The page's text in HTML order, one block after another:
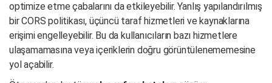
optimize etme çabalarını da etkileyebilir. Yanlış yapılandırılmış
bir CORS politikası, üçüncü taraf hizmetleri ve kaynaklarına
erişimi engelleyebilir. Bu da kullanıcıların bazı hizmetlere
ulaşamamasına veya içeriklerin doğru görüntülenememesine
yol açabilir.